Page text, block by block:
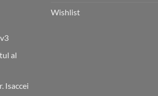
al
Isaccei
Wishlist